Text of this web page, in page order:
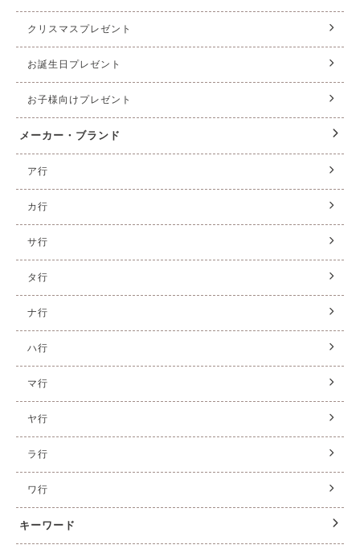
クリスマスプレゼント
お誕生日プレゼント
お子様向けプレゼント
メーカー・ブランド
ア行
カ行
サ行
タ行
ナ行
ハ行
マ行
ヤ行
ラ行
ワ行
キーワード